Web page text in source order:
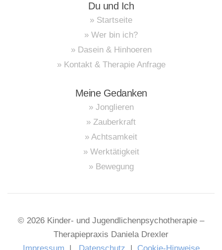
Du und Ich
» Startseite
» Wer bin ich?
» Dasein & Hinhoeren
» Kontakt & Therapie Anfrage
Meine Gedanken
» Jonglieren
» Zauberkraft
» Achtsamkeit
» Werktätigkeit
» Bewegung
© 2026 Kinder- und Jugendlichenpsychotherapie –
Therapiepraxis Daniela Drexler
Impressum | Datenschutz | Cookie-Hinweise